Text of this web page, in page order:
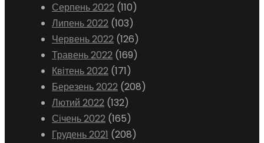
Серпень 2022 (110)
Липень 2022 (103)
Червень 2022 (126)
Травень 2022 (169)
Квітень 2022 (171)
Березень 2022 (208)
Лютий 2022 (132)
Січень 2022 (165)
Грудень 2021 (208)